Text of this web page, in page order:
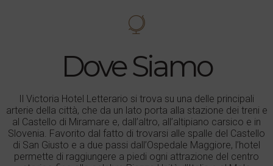
Dove Siamo
Il Victoria Hotel Letterario si trova su una delle principali
arterie della città, che da un lato porta alla stazione dei treni e
al Castello di Miramare e, dall’altro, all’altipiano carsico e in
Slovenia. Favorito dal fatto di trovarsi alle spalle del Castello
di San Giusto e a due passi dall’Ospedale Maggiore, l’hotel
permette di raggiungere a piedi ogni attrazione del centro